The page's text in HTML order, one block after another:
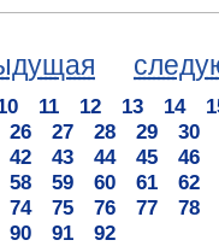
11 12 13 14
26 27 28 29
30
42 43 44 45
46
58 59 60 61
62
74 75 76 77
78
90 91 92